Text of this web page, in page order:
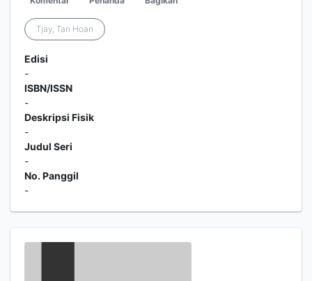
Tjay, Tan Hoan
Edisi
-
ISBN/ISSN
-
Deskripsi Fisik
-
Judul Seri
-
No. Panggil
-